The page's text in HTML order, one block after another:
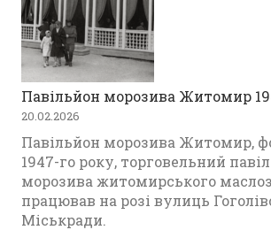
Павільйон морозива Житомир
20.02.2026
Павільйон морозива Житомир,
1947-го року, торговельний
морозива житомирського
працював на розі вулиць
Міськради.